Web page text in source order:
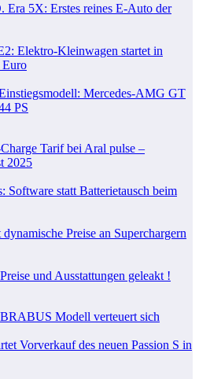
Era 5X: Erstes reines E-Auto der
Elektro-Kleinwagen startet in
Euro
Mercedes-AMG GT
PS
Tarif bei Aral pulse –
2025
Software statt Batterietausch beim
Preise an Superchargern
und Ausstattungen geleakt !
Modell verteuert sich
Vorverkauf des neuen Passion S in